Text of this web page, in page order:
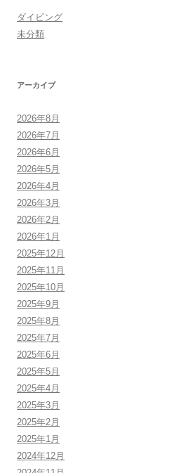
ダイビング
未分類
アーカイブ
2026年8月
2026年7月
2026年6月
2026年5月
2026年4月
2026年3月
2026年2月
2026年1月
2025年12月
2025年11月
2025年10月
2025年9月
2025年8月
2025年7月
2025年6月
2025年5月
2025年4月
2025年3月
2025年2月
2025年1月
2024年12月